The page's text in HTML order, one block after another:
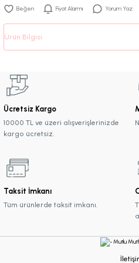
Fiyat Alarmı Yorum Yaz
Ürün Bilgisi
Ücretsiz Kargo
10000 TL ve üzeri alışverişlerinizde
kargo ücretsiz.
Taksit İmkanı
Tüm ürünlerde taksit imkanı.